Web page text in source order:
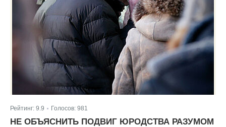
Рейтинг: 9.9 Голосов: 981
НЕ ОБЪЯСНИТЬ ПОДВИГ ЮРОДСТВА РАЗУМОМ